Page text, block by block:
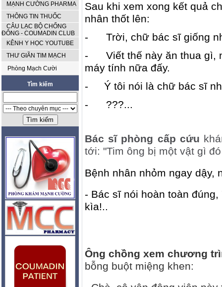
MẠNH CƯỜNG PHARMA
THÔNG TIN THUỐC
CÂU LẠC BỘ CHỐNG
ĐÔNG - COUMADIN CLUB
KÊNH Y HỌC YOUTUBE
THƯ GIÃN TIM MẠCH
Phòng Mạch Cười
Tìm kiếm
Sau khi xem xong kết quả
nhân thốt lên:
-
Trời, chữ bác sĩ giống
-
Viết thế này ăn thua gì,
máy tính nữa đấy.
-
Ý tôi nói là chữ bác sĩ
-
???...
Bác sĩ phòng cấp cứu
tới: "Tim ông bị một vật gì
Bệnh nhân nhỏm ngay dậy,
- Bác sĩ nói hoàn toàn
kìa!..
Ông chồng xem chương
bỗng buột miệng khen: